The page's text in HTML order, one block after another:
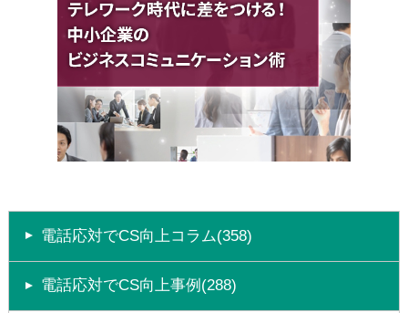
電話応対でCS向上コラム(358)
電話応対でCS向上事例(288)